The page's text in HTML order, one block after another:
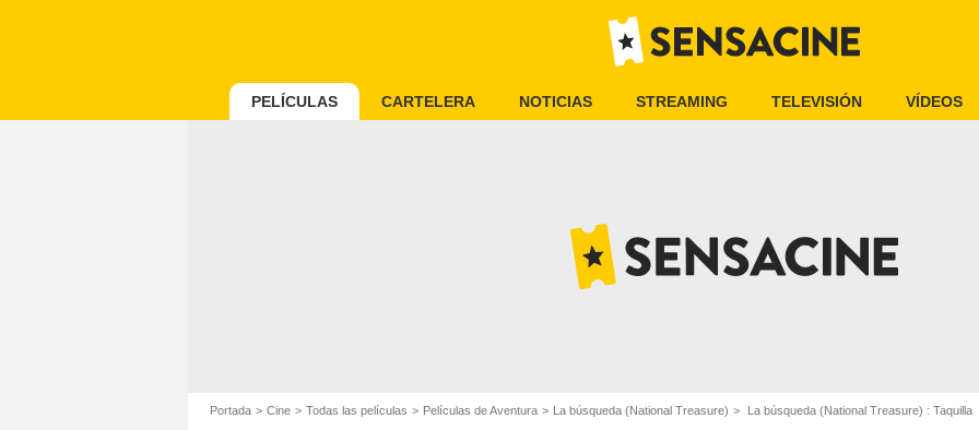
PELÍCULAS CARTELERA NOTICIAS STREAMING TELEVISIÓN VÍDEOS
Portada Cine Todas las películas Películas de Aventura La búsqueda (National Treasure) La búsqueda (National Treasure) : Taquilla